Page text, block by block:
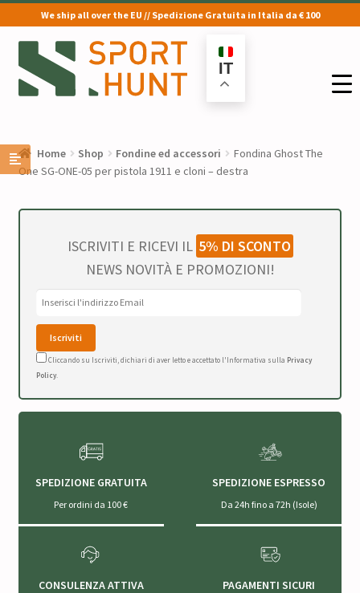
We ship all over the EU // Spedizione Gratuita in Italia da € 100
Vai
alla
navigazione
Vai
al
contenuto
IT
Home Shop Fondine ed accessori
Fondina Ghost The
One SG-ONE-05 per pistola 1911 e cloni – destra
ISCRIVITI E RICEVI IL 5% DI SCONTO
NEWS NOVITÀ E PROMOZIONI!
Cliccando su Iscriviti, dichiari di aver letto e accettato l'Informativa sulla Privacy
Policy.
SPEDIZIONE GRATUITA
Per ordini da 100 €
SPEDIZIONE ESPRESSO
Da 24h fino a 72h (Isole)
CONSULENZA ATTIVA PAGAMENTI SICURI